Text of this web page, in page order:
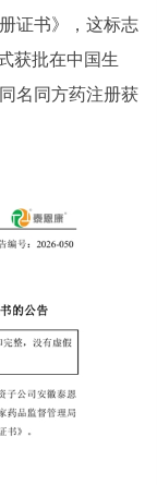
证书》，这标志
获批在中国生
名同方药注册获